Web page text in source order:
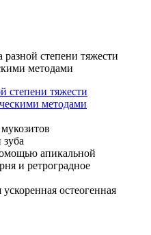
степени тяжести
методами
степени тяжести
методами
апикальной
и ретроградное
остеогенная